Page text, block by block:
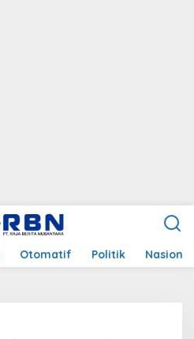
Otomatif Politik Nasional